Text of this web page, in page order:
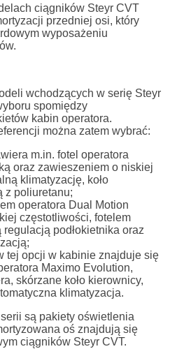
ciągników Steyr CVT
przedniej osi, który
wyposażeniu
wchodzących w serię Steyr
spomiędzy
kabin operatora.
można zatem wybrać:
m.in. fotel operatora
oraz zawieszeniem o niskiej
klimatyzację, koło
z poliuretanu;
operatora Dual Motion
częstotliwości, fotelem
podłokietnika oraz
tej opcji w kabinie znajduje się
Maximo Evolution,
skórzane koło kierownicy,
klimatyzacja.
są pakiety oświetlenia
oś znajdują się
ciągników Steyr CVT.